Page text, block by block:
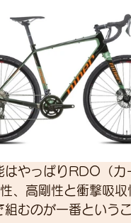
はやっぱりRDO（カ
高剛性と衝撃吸収
むのが一番という